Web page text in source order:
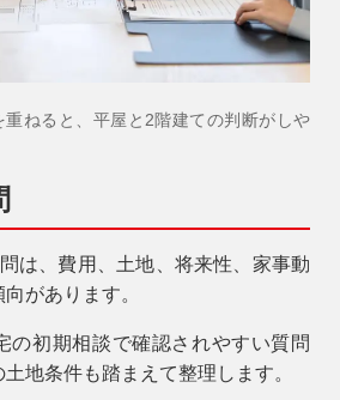
重ねると、平屋と2階建ての判断がしや
は、費用、土地、将来性、家事動
があります。
の初期相談で確認されやすい質問
地条件も踏まえて整理します。